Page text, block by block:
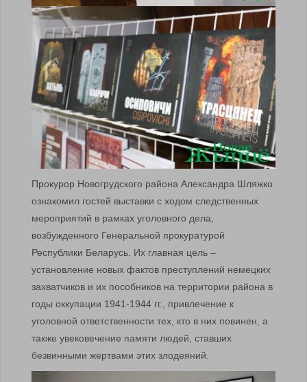
Прокурор Новогрудского района Александра Шляжко
ознакомил гостей выставки с ходом следственных
мероприятий в рамках уголовного дела,
возбужденного Генеральной прокуратурой
Республики Беларусь. Их главная цель –
установление новых фактов преступлений немецких
захватчиков и их пособников на территории района в
годы оккупации 1941-1944 гг., привлечение к
уголовной ответственности тех, кто в них повинен, а
также увековечение памяти людей, ставших
безвинными жертвами этих злодеяний.